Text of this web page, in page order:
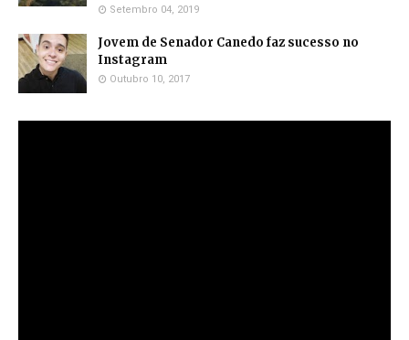
Setembro 04, 2019
Jovem de Senador Canedo faz sucesso no
Instagram
Outubro 10, 2017